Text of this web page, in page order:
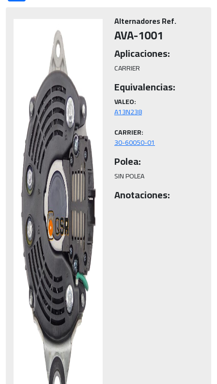
Alternadores Ref.
AVA-1001
Aplicaciones:
CARRIER
Equivalencias:
VALEO:
CARRIER:
30-60050-01
Polea:
SIN POLEA
Anotaciones: